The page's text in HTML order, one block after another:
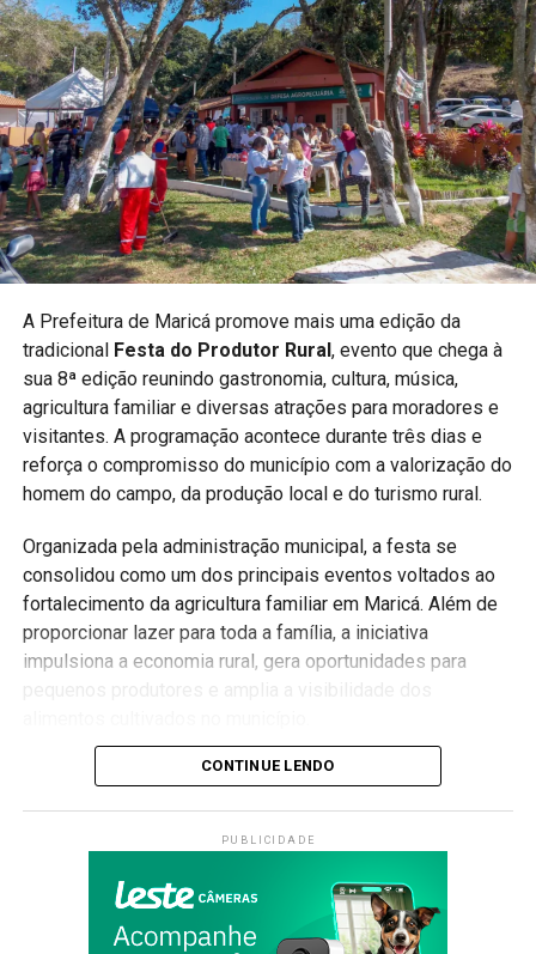
para ampliar o acesso da população às diferentes
modalidades e incentivar crianças e jovens à prática
esportiva.
PUBLICIDADE
A realização do campeonato reforça o compromisso do
qualidade de vida.
Acompanhe a Maricá Web TV para mais notícias sobre
esporte e eventos na cidade.
#Maricá #KungFu #Esporte #ArtesMarciais
#MaricáWebTV
A Prefeitura de Maricá promove mais uma edição da
tradicional Festa do Produtor Rural, evento que chega à
sua 8ª edição reunindo gastronomia, cultura, música,
agricultura familiar e diversas atrações para moradores e
visitantes. A programação acontece durante três dias e
reforça o compromisso do município com a valorização do
homem do campo, da produção local e do turismo rural.
Organizada pela administração municipal, a festa se
consolidou como um dos principais eventos voltados ao
fortalecimento da agricultura familiar em Maricá. Além de
proporcionar lazer para toda a família, a iniciativa
impulsiona a economia rural, gera oportunidades para
Valorização da agricultura familiar
Ao longo da programação, os visitantes poderão conhecer
aproveitar apresentações culturais, atrações musicais,
gastronomia típica e atividades voltadas para todas as
CONTINUE LENDO
PUBLICIDADE